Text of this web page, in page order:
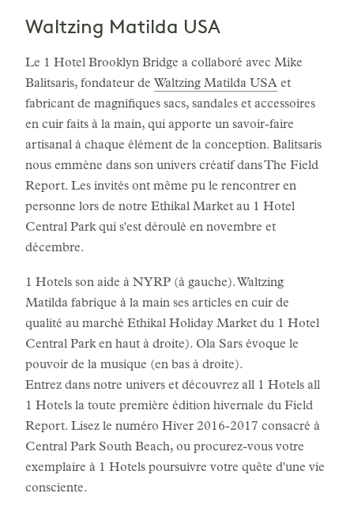
Waltzing Matilda USA
Le 1 Hotel Brooklyn Bridge a collaboré avec Mike
Balitsaris, fondateur de Waltzing Matilda USA et
fabricant de magnifiques sacs, sandales et accessoires
en cuir faits à la main, qui apporte un savoir-faire
artisanal à chaque élément de la conception. Balitsaris
nous emmène dans son univers créatif dans The Field
Report. Les invités ont même pu le rencontrer en
personne lors de notre Ethikal Market au 1 Hotel
Central Park qui s'est déroulé en novembre et
décembre.
1 Hotels son aide à NYRP (à gauche). Waltzing
Matilda fabrique à la main ses articles en cuir de
qualité au marché Ethikal Holiday Market du 1 Hotel
Central Park en haut à droite). Ola Sars évoque le
pouvoir de la musique (en bas à droite).
Entrez dans notre univers et découvrez all 1 Hotels all
1 Hotels la toute première édition hivernale du Field
Report. Lisez le numéro Hiver 2016-2017 consacré à
Central Park South Beach, ou procurez-vous votre
exemplaire à 1 Hotels poursuivre votre quête d'une vie
consciente.